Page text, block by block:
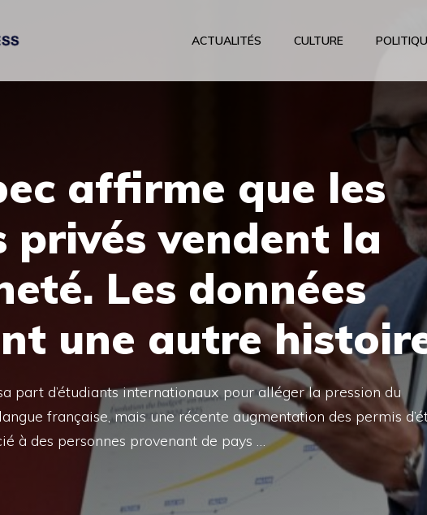
ACTUALITÉS CULTURE
affirme que les
privés vendent la
Les données
une autre
part d’étudiants internationaux pour alléger la pression du
française, mais une récente augmentation des permis
à des personnes provenant de pays …